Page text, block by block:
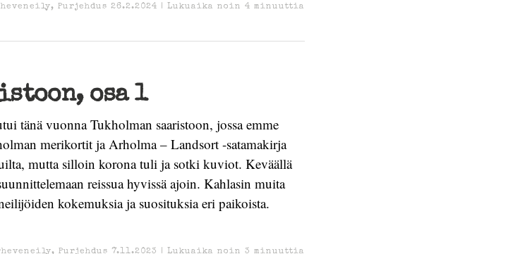
, Purjehdus 26.2.2024 | Lukuaika noin 4 minuuttia
osa 1
tänä vuonna Tukholman saaristoon, jossa emme
merikortit ja Arholma – Landsort -satamakirja
mutta silloin korona tuli ja sotki kuviot. Keväällä
reissua hyvissä ajoin. Kahlasin muita
kokemuksia ja suosituksia eri paikoista.
, Purjehdus 7.11.2023 | Lukuaika noin 3 minuuttia